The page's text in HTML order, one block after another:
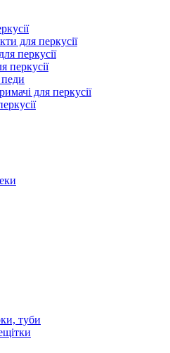
для перкусії
перкусії
перкусії
для перкусії
туби